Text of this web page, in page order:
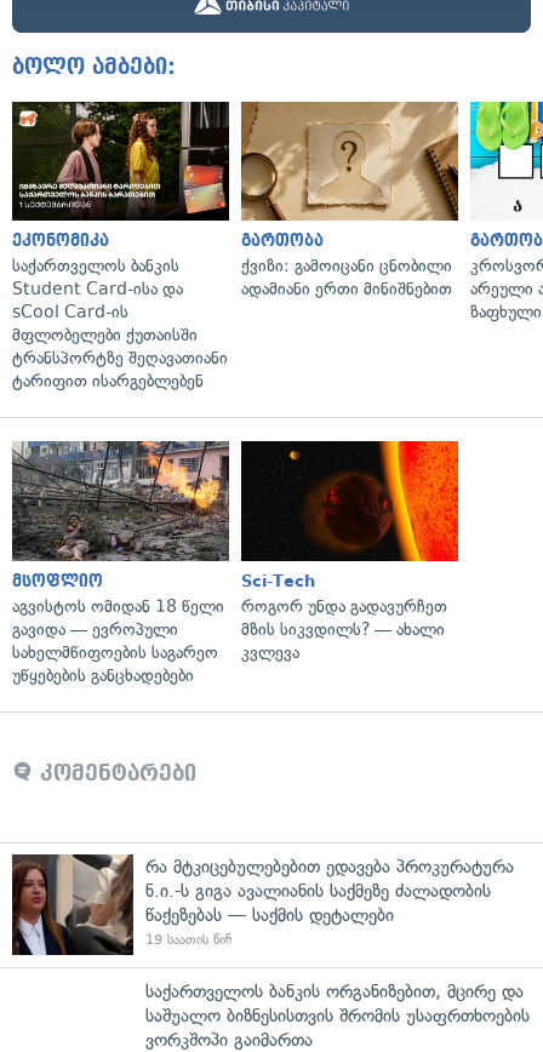
ბოლო ამბები:
ეკონომიკა
საქართველოს ბანკის
Student Card-ისა და
sCool Card-ის
მფლობელები ქუთაისში
ტრანსპორტზე შეღავათიანი
ტარიფით ისარგებლებენ
გართობა
ქვიზი: გამოიცანი ცნობილი
ადამიანი ერთი მინიშნებით
არეული
მსოფლიო
აგვისტოს ომიდან 18 წელი
გავიდა — ევროპული
სახელმწიფოების საგარეო
უწყებების განცხადებები
Sci-Tech
როგორ უნდა გადავურჩეთ
მზის სიკვდილს? — ახალი
კვლევა
კომენტარები
რა მტკიცებულებებით ედავება პროკურატურა
ნ.ი.-ს გიგა ავალიანის საქმეზე ძალადობის
წაქეზებას — საქმის დეტალები
19 საათის წინ
საქართველოს ბანკის ორგანიზებით, მცირე და
საშუალო ბიზნესისთვის შრომის უსაფრთხოების
ვორკშოპი გაიმართა